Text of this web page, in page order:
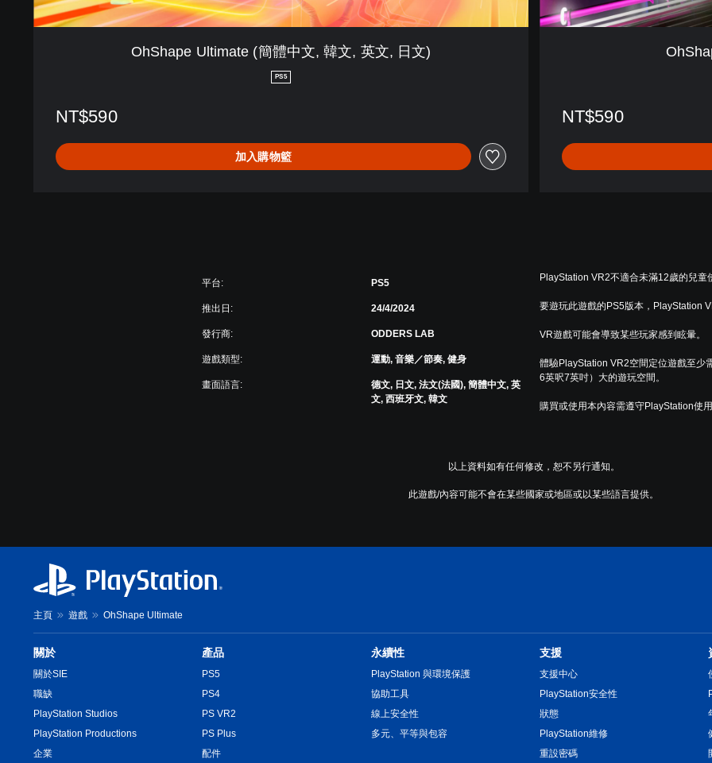
(
簡
OhShape Ultimate (簡體中文, 韓文, 英文, 日文)
PS5
NT$590
加入購物籃
英
NT$590
平台: PS5
推出日: 24/4/2024
發行商: ODDERS LAB
遊戲類型: 運動, 音樂／節奏, 健身
畫面語言:
德文, 日文, 法文(法國), 簡體中文, 英
文, 西班牙文, 韓文
PlayStation VR2不適合未滿12歲的兒童
要遊玩此遊戲的PS5版本，PlayStation
VR遊戲可能會導致某些玩家感到眩暈。
體驗PlayStation VR2空間定位遊戲至少
6英呎7英吋）大的遊玩空間。
購買或使用本內容需遵守PlayStation使用
以上資料如有任何修改，恕不另行通知。
此遊戲/內容可能不會在某些國家或地區或以某些語言提供。
主頁 遊戲 OhShape Ultimate
關於
關於SIE
職缺
PlayStation Studios
PlayStation Productions
企業
產品
PS5
PS4
PS VR2
PS Plus
配件
永續性
PlayStation 與環境保護
協助工具
線上安全性
多元、平等與包容
支援
支援中心
PlayStation安全性
狀態
PlayStation維修
重設密碼